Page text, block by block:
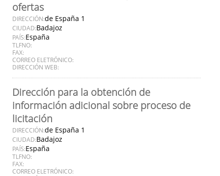
ofertas
DIRECCIÓN:de España 1
CIUDAD:Badajoz
PAÍS:España
TLFNO:
FAX:
CORREO ELETRÓNICO:
DIRECCIÓN WEB:
Dirección para la obtención de
información adicional sobre proceso de
licitación
DIRECCIÓN:de España 1
CIUDAD:Badajoz
PAÍS:España
TLFNO:
FAX:
CORREO ELETRÓNICO: